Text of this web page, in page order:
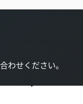
わせください。